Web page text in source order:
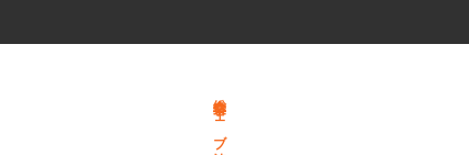
総合文学ウェブ情報誌 文学金魚